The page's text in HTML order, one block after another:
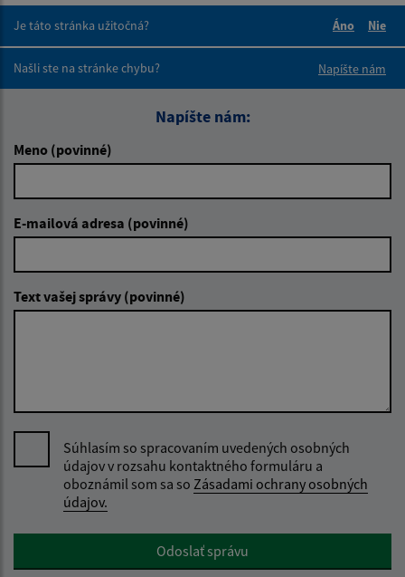
Je táto stránka užitočná?
Áno
Nie
Našli ste na stránke chybu?
Napíšte nám
Napíšte nám:
Meno (povinné)
E-mailová adresa (povinné)
Text vašej správy (povinné)
Súhlasím so spracovaním uvedených osobných
údajov v rozsahu kontaktného formuláru a
oboznámil som sa so Zásadami ochrany osobných
údajov.
Google reCaptcha ResponseOdoslať správu